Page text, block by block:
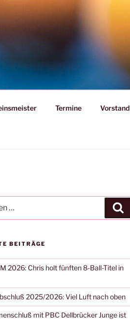
Termine Vorstand
BEITRÄGE
2026: Chris holt fünften 8-Ball-Titel in
2025/2026: Viel Luft nach oben
mit PBC Dellbrücker Junge ist